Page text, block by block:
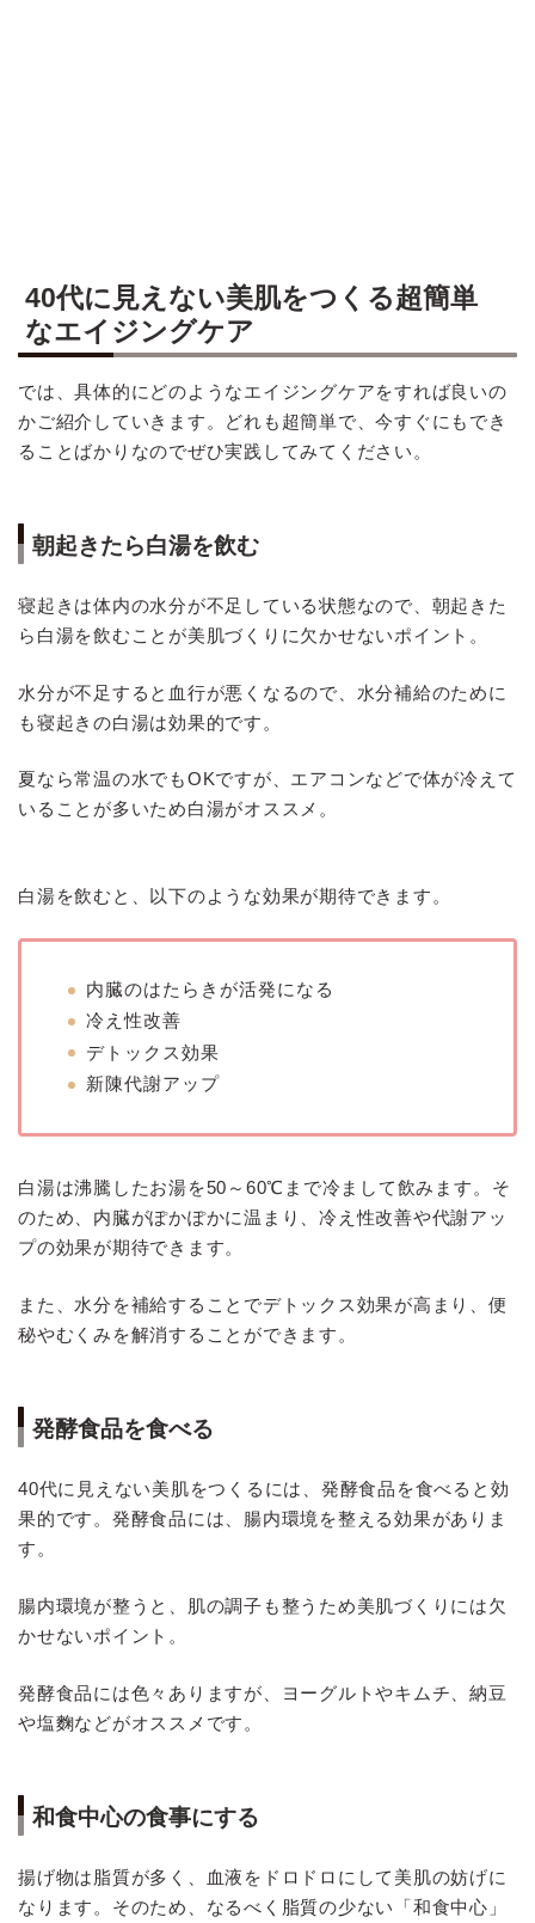
40代に見えない美肌をつくる超簡単
なエイジングケア
では、具体的にどのようなエイジングケアをすれば良いの
かご紹介していきます。どれも超簡単で、今すぐにもでき
ることばかりなのでぜひ実践してみてください。
朝起きたら白湯を飲む
寝起きは体内の水分が不足している状態なので、朝起きた
ら白湯を飲むことが美肌づくりに欠かせないポイント。
水分が不足すると血行が悪くなるので、水分補給のために
も寝起きの白湯は効果的です。
夏なら常温の水でもOKですが、エアコンなどで体が冷えて
いることが多いため白湯がオススメ。
白湯を飲むと、以下のような効果が期待できます。
内臓のはたらきが活発になる
冷え性改善
デトックス効果
新陳代謝アップ
白湯は沸騰したお湯を50～60℃まで冷まして飲みます。そ
のため、内臓がぽかぽかに温まり、冷え性改善や代謝アッ
プの効果が期待できます。
また、水分を補給することでデトックス効果が高まり、便
秘やむくみを解消することができます。
発酵食品を食べる
40代に見えない美肌をつくるには、発酵食品を食べると効
果的です。発酵食品には、腸内環境を整える効果がありま
す。
腸内環境が整うと、肌の調子も整うため美肌づくりには欠
かせないポイント。
発酵食品には色々ありますが、ヨーグルトやキムチ、納豆
や塩麴などがオススメです。
和食中心の食事にする
揚げ物は脂質が多く、血液をドロドロにして美肌の妨げに
なります。そのため、なるべく脂質の少ない「和食中心」